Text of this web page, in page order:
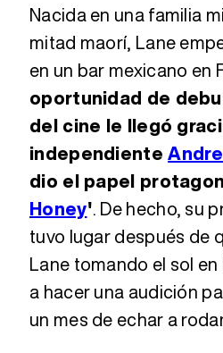
Nacida en una familia
mitad maorí, Lane
en un bar mexicano en
oportunidad de
del cine le llegó
independiente
dio el papel
Honey'. De hecho, su
tuvo lugar después de
Lane tomando el sol
a hacer una audición
un mes de echar a